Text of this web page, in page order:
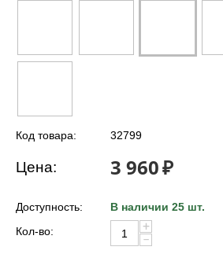
Код товара: 32799
Цена: 3 960₽
Доступность:
В наличии 25 шт.
Кол-во:
+
−